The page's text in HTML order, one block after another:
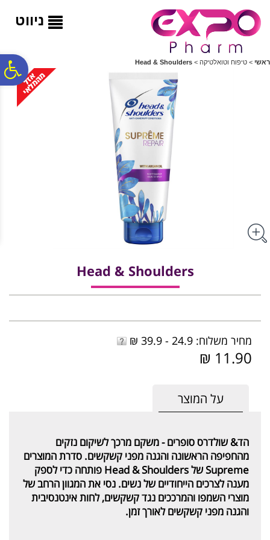
ניווט
ראשי > טיפוח וטואלטיקה >
Head & Shoulders
Head & Shoulders
מחיר משלוח: 24.9 - 39.9 ₪
11.90 ₪
על המוצר
הד& שולדרס סופרים - משקם מרכך לשיקום נזקים
מהחפיפה הראשונה והגנה מפני קשקשים. סדרת המוצרים
Supreme של Head & Shoulders פותחה כדי לספק
מענה לצרכים הייחודיים של נשים. נסי את המגוון הרחב של
מוצרי השמפו והמרככים נגד קשקשים, לחות אינטנסיבית
והגנה מפני קשקשים לאורך זמן.